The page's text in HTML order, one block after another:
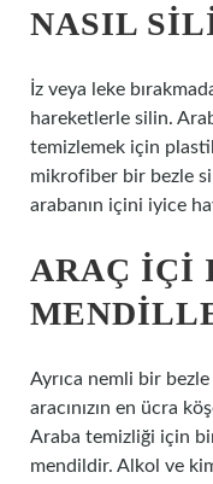
NASIL
İz veya leke
hareketlerle silin.
temizlemek için
mikrofiber bir bezle
arabanın içini iyice
ARAÇ IÇI
Ayrıca nemli bir
aracınızın en ücra
Araba temizliği için
mendildir. Alkol ve